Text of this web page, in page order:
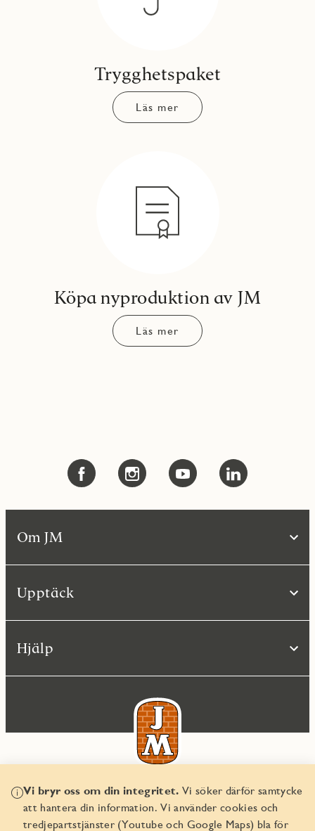
Trygghetspaket
Läs mer
Köpa nyproduktion av JM
Läs mer
Vi bryr oss om din integritet. Vi söker därför samtycke
att hantera din information. Vi använder cookies och
tredjepartstjänster (Youtube och Google Maps) bla för
Om JM
Upptäck
Hjälp
© JM AB 2026
Organisationsnummer 556045-2103